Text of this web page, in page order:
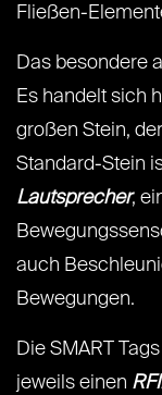
Fließen-
Das besondere
Es handelt sich
großen Stein,
Standard-Stein
Lautsprecher,
auch
Bewegungen.
Die SMART
jeweils einen